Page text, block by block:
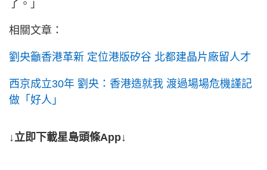
了。」
相關文章：
劉央籲香港革新 定位港版矽谷 北都建晶片廠留人才
西京成立30年 劉央：香港造就我 渡過場場危機謹記
做「好人」
↓立即下載星島頭條App↓